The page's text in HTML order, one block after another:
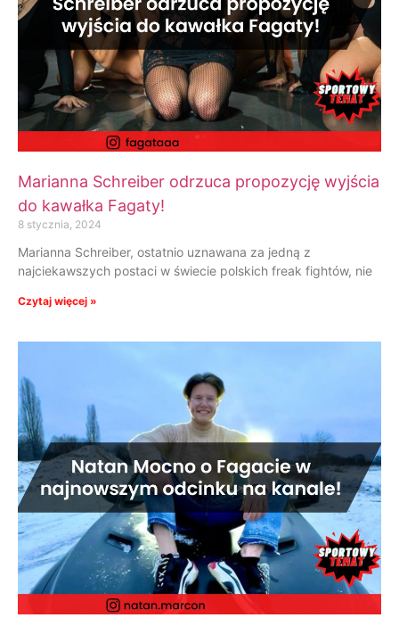
Marianna Schreiber odrzuca propozycję wyjścia
do kawałka Fagaty!
8 stycznia, 2024
Marianna Schreiber, ostatnio uznawana za jedną z
najciekawszych postaci w świecie polskich freak fightów, nie
Czytaj więcej »